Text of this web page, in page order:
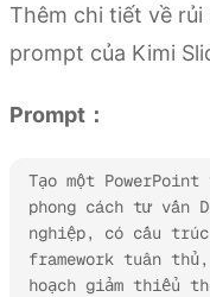
Thêm chi tiết về
prompt của Kimi
Prompt：
Tạo một
phong cách tư vấn
nghiệp, có cấu
framework tuân
hoạch giảm thiểu